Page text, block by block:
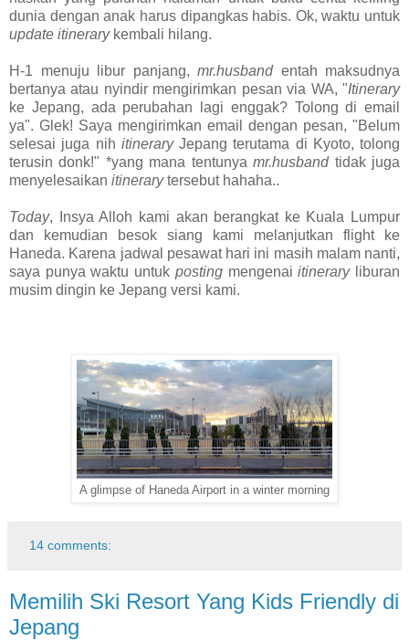
dunia dengan anak harus dipangkas habis. Ok, waktu untuk
update itinerarykembali hilang.
H-1 menuju libur panjang, mr.husband entah maksudnya
bertanya atau nyindir mengirimkan pesan via WA, "Itinerary
ke Jepang, ada perubahan lagi enggak? Tolong di email
ya". Glek! Saya mengirimkan email dengan pesan, "Belum
selesai juga nih itineraryJepang terutama di Kyoto, tolong
terusin donk!" *yang mana tentunyamr.husband tidak juga
menyelesaikan itinerarytersebut hahaha..
Today, Insya Alloh kami akan berangkat ke Kuala Lumpur
dan kemudian besok siang kami melanjutkan flight ke
Haneda. Karena jadwal pesawat hari ini masih malam nanti,
saya punya waktu untuk postingmengenaiitineraryliburan
musim dingin ke Jepang versi kami.
A glimpse of Haneda Airport in a winter morning
14 comments:
Memilih Ski Resort Yang Kids Friendly di
Jepang